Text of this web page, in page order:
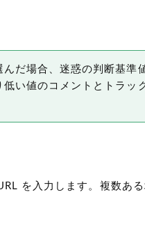
だ場合、迷惑の判断基
い値のコメントとトラッ
を入力します。複数あ